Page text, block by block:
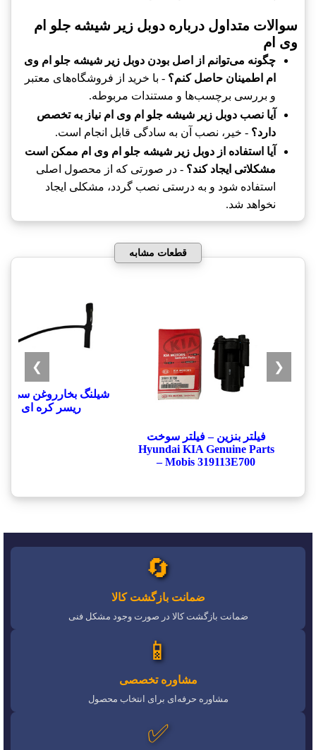
سوالات متداول درباره دوبل زیر شیشه جلو ام
وی ام
چگونه می‌توانم از اصل بودن دوبل زیر شیشه جلو ام وی
ام اطمینان حاصل کنم؟ - با خرید از فروشگاه‌های معتبر
و بررسی برچسب‌ها و مستندات مربوطه.
آیا نصب دوبل زیر شیشه جلو ام وی ام نیاز به تخصص
دارد؟ - خیر، نصب آن به سادگی قابل انجام است.
آیا استفاده از دوبل زیر شیشه جلو ام وی ام ممکن است
مشکلاتی ایجاد کند؟ - در صورتی که از محصول اصلی
استفاده شود و به درستی نصب گردد، مشکلی ایجاد
نخواهد شد.
قطعات مشابه
فیلتر بنزین – فیلتر سوخت
Hyundai KIA Genuine Parts
– Mobis 319113E700
شيلنگ بخارروغن سي
ريسر کره ای
❮
❯
🔄
ضمانت بازگشت کالا
ضمانت بازگشت کالا در صورت وجود مشکل فنی
📱
مشاوره تخصصی
مشاوره حرفه‌ای برای انتخاب محصول
✅